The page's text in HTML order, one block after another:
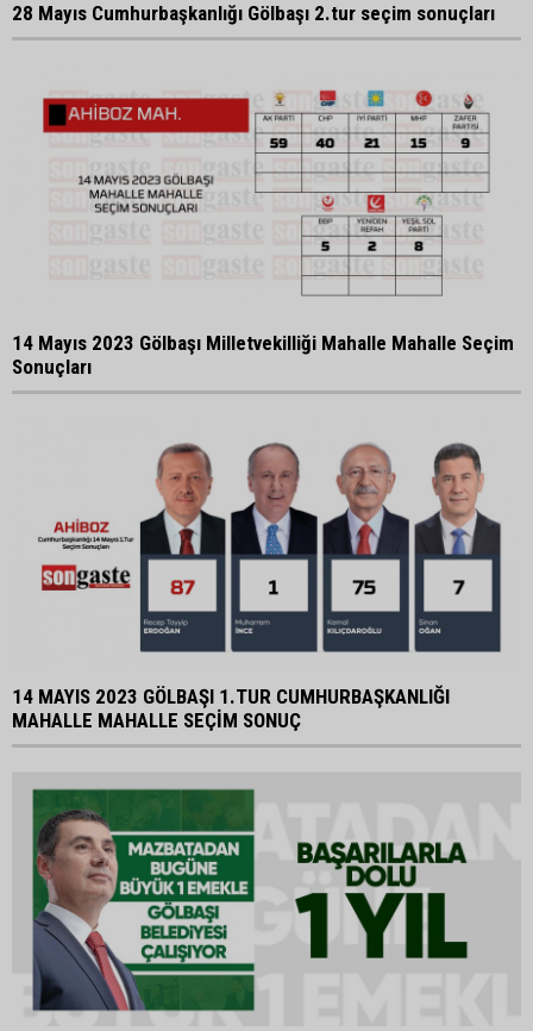
28 Mayıs Cumhurbaşkanlığı Gölbaşı 2.tur seçim sonuçları
14 Mayıs 2023 Gölbaşı Milletvekilliği Mahalle Mahalle Seçim
Sonuçları
14 MAYIS 2023 GÖLBAŞI 1.TUR CUMHURBAŞKANLIĞI
MAHALLE MAHALLE SEÇİM SONUÇ